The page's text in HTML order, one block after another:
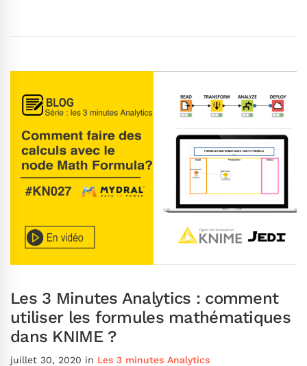
Les 3 Minutes Analytics : comment
utiliser les formules mathématiques
dans KNIME ?
juillet 30, 2020 in Les 3 minutes Analytics